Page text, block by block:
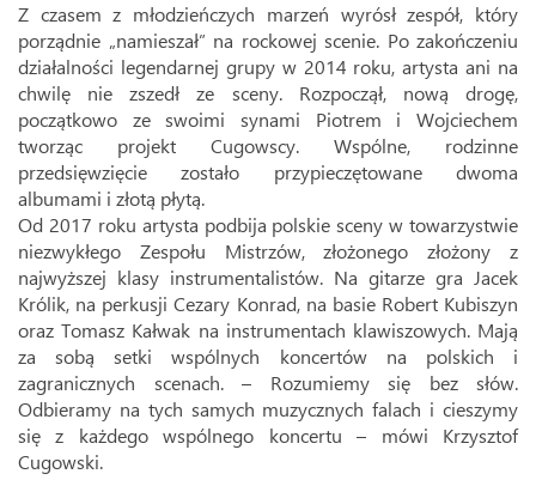
Z czasem z młodzieńczych marzeń wyrósł zespół, który
porządnie „namieszał” na rockowej scenie. Po zakończeniu
działalności legendarnej grupy w 2014 roku, artysta ani na
chwilę nie zszedł ze sceny. Rozpoczął, nową drogę,
początkowo ze swoimi synami Piotrem i Wojciechem
tworząc projekt Cugowscy. Wspólne, rodzinne
przedsięwzięcie zostało przypieczętowane dwoma
albumami i złotą płytą.
Od 2017 roku artysta podbija polskie sceny w towarzystwie
niezwykłego Zespołu Mistrzów, złożonego złożony z
najwyższej klasy instrumentalistów. Na gitarze gra Jacek
Królik, na perkusji Cezary Konrad, na basie Robert Kubiszyn
oraz Tomasz Kałwak na instrumentach klawiszowych. Mają
za sobą setki wspólnych koncertów na polskich i
zagranicznych scenach. – Rozumiemy się bez słów.
Odbieramy na tych samych muzycznych falach i cieszymy
się z każdego wspólnego koncertu – mówi Krzysztof
Cugowski.